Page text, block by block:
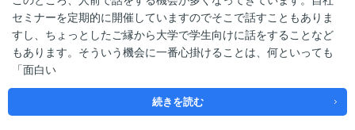
セミナーを定期的に開催していますのでそこで話すこともありま
すし、ちょっとしたご縁から大学で学生向けに話をすることなど
もあります。そういう機会に一番心掛けることは、何といっても
「面白い
続きを読む